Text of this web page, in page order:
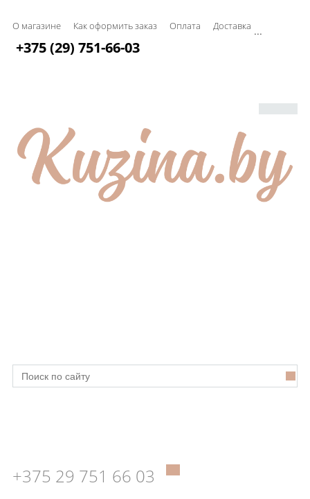
О магазине Как оформить заказ Оплата Доставка ...
+375 (29) 751-66-03
+375 29 751 66 03